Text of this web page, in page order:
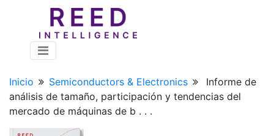
Inicio Semiconductors & Electronics
Informe de
análisis de tamaño, participación y tendencias del
mercado de máquinas de b . . .